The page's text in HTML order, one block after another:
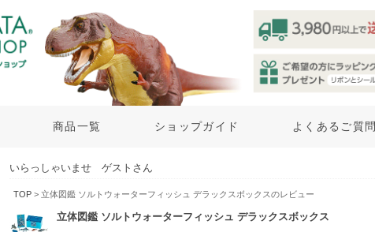
商品一覧 ショップガイド よくあるご質問
いらっしゃいませ ゲストさん
TOP > 立体図鑑 ソルトウォーターフィッシュ デラックスボックスのレビュー
立体図鑑 ソルトウォーターフィッシュ デラックスボックス